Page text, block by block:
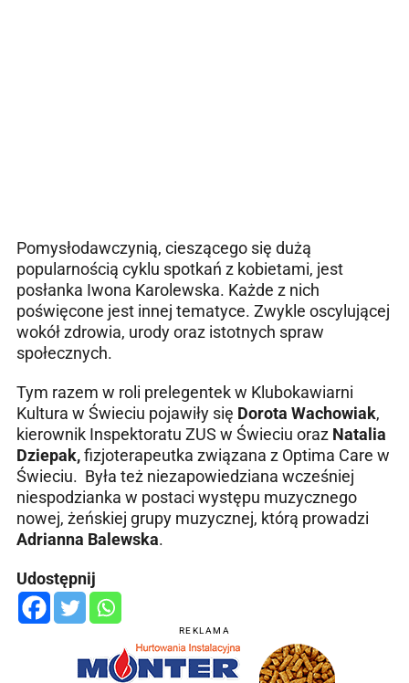
Pomysłodawczynią, cieszącego się dużą
popularnością cyklu spotkań z kobietami, jest
posłanka Iwona Karolewska. Każde z nich
poświęcone jest innej tematyce. Zwykle oscylującej
wokół zdrowia, urody oraz istotnych spraw
społecznych.
Tym razem w roli prelegentek w Klubokawiarni
Kultura w Świeciu pojawiły się Dorota Wachowiak,
kierownik Inspektoratu ZUS w Świeciu oraz Natalia
Dziepak,fizjoterapeutka związana z Optima Care w
Świeciu. Była też niezapowiedziana wcześniej
niespodzianka w postaci występu muzycznego
nowej, żeńskiej grupy muzycznej, którą prowadzi
Adrianna Balewska.
Udostępnij
REKLAMA